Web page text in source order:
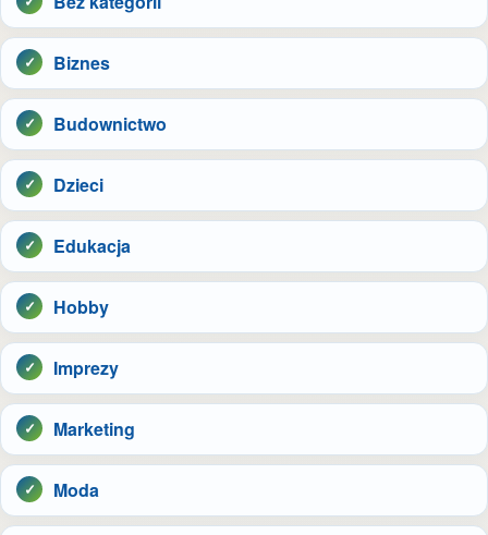
Biznes
Budownictwo
Dzieci
Edukacja
Hobby
Imprezy
Marketing
Moda